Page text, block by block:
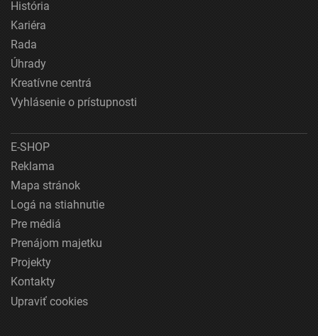
História
Kariéra
Rada
Úhrady
Kreatívne centrá
Vyhlásenie o prístupnosti
E-SHOP
Reklama
Mapa stránok
Logá na stiahnutie
Pre médiá
Prenájom majetku
Projekty
Kontakty
Upraviť cookies